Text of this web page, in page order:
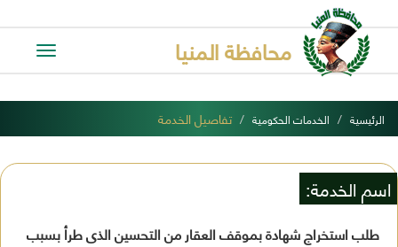
Toggle
محافظة المنيا
الرئيسية الخدمات الحكومية تفاصيل الخدمة
اسم الخدمة:
طلب استخراج شهادة بموقف العقار من التحسين الذى طرأ بسبب